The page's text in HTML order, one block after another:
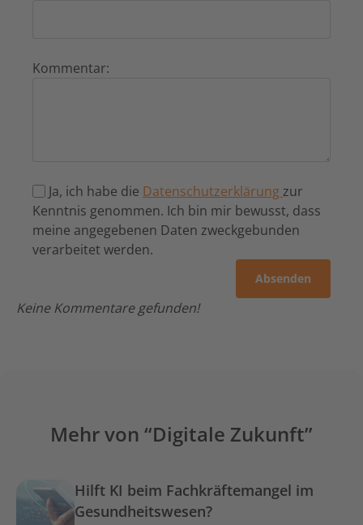
Kommentar:
Ja, ich habe die Datenschutzerklärungzur
Kenntnis genommen. Ich bin mir bewusst, dass
meine angegebenen Daten zweckgebunden
verarbeitet werden.
Keine Kommentare gefunden!
Mehr von “Digitale Zukunft”
Hilft KI beim Fachkräftemangel im
Gesundheitswesen?